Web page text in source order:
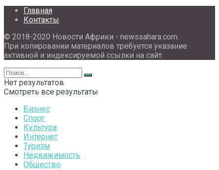
Главная
Контакты
© 2018-2020 Новости Африки - newssahara.com.
При копировании материалов требуется указание
активной и индексируемой ссылки на сайт.
Нет результатов
Смотреть все результаты
Бизнес
Спорт
Культура
Интернет
Туризм
Недвижимость
Общество